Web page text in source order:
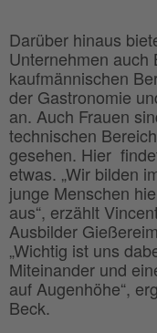
Darüber hinaus
Unternehmen auch
kaufmännischen
der Gastronomie
an. Auch Frauen
technischen
gesehen. Hier
etwas. „Wir bilden
junge Menschen
aus“, erzählt
Ausbilder
„Wichtig ist uns
Miteinander und
auf Augenhöhe“,
Beck.